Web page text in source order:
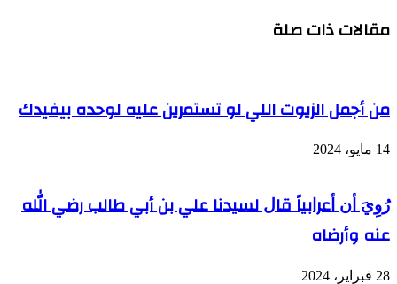
مقالات ذات صلة
من أجمل الزيوت اللي لو تستمرين عليه لوحده بيفيدك
14 مايو، 2024
ﺭُﻭِﻱَ ﺃﻥ ﺃﻋﺮﺍﺑﻴﺎً ﻗﺎﻝ لسيدنا علي بن أبي طالب رضي الله
عنه وأرضاه
28 فبراير، 2024